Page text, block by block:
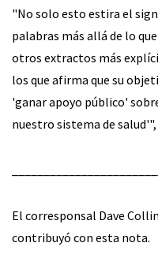
"No solo esto estira el
palabras más allá de lo
otros extractos más
los que afirma que su
'ganar apoyo público'
nuestro sistema de
El corresponsal Dave
contribuyó con esta nota.